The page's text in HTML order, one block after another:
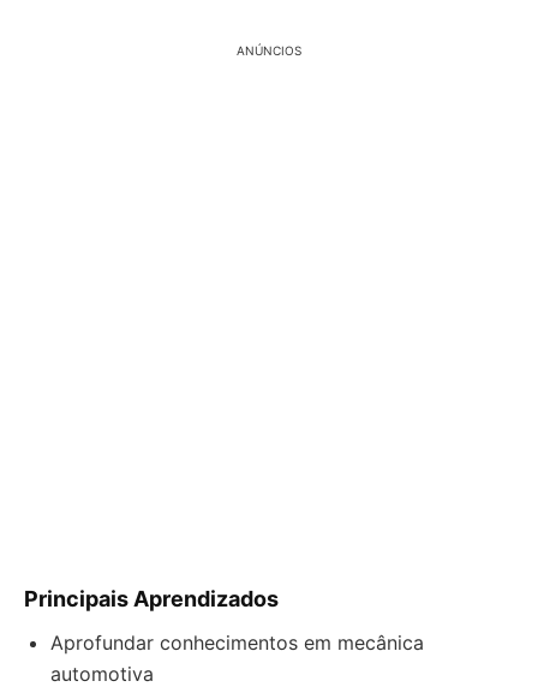
ANÚNCIOS
Principais Aprendizados
Aprofundar conhecimentos em mecânica
automotiva